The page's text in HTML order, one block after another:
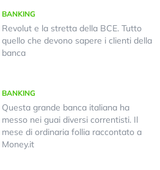
BANKING
Revolut e la stretta della BCE. Tutto
quello che devono sapere i clienti della
banca
BANKING
Questa grande banca italiana ha
messo nei guai diversi correntisti. Il
mese di ordinaria follia raccontato a
Money.it